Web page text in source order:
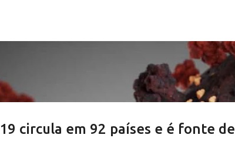
circula em 92 países e é fonte de